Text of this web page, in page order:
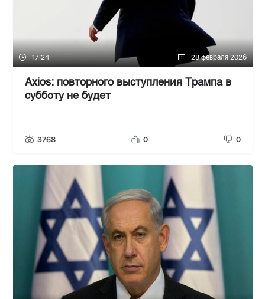
17:24 28 февраля 2026
Axios: повторного выступления Трампа в
субботу не будет
3768 0 0